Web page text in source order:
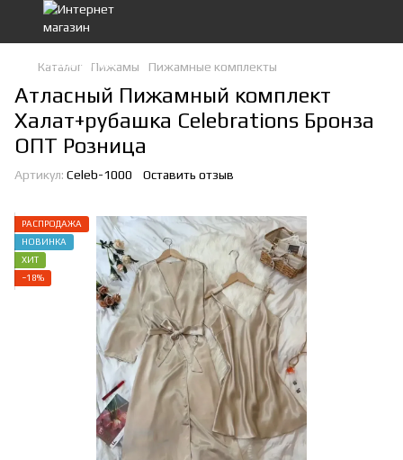
Каталог Пижамы Пижамные комплекты
Атласный Пижамный комплект
Халат+рубашка Celebrations Бронза
ОПТ Розница
Артикул: Celeb-1000 Оставить отзыв
РАСПРОДАЖА
НОВИНКА
ХИТ
−18%